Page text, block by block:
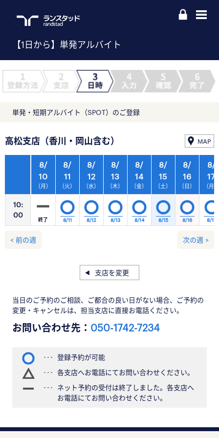
【1日から】単発アルバイト
単発・短期アルバイト（SPOT）のご登録
高松支店（香川・岡山含む） MAP
10:
00
8/
10
（月）
8/
11
（火）
8/
12
（水）
8/
13
（木）
8/
14
（金）
8/
15
（土）
8/
16
（日）
終了 8/11 8/12 8/13 8/14 8/15 8/16
8/
17
（月）
8/17
< 前の週 次の週 >
支店を変更
当日のご予約のご相談、ご都合の良い日がない場合、ご予約の
変更・キャンセルは、担当支店に直接お電話ください。
お問い合わせ先： 050-1742-7234
登録予約が可能
各支店へお電話にてお問い合わせください。
ネット予約の受付は終了しました。各支店へ
お電話にてお問い合わせください。